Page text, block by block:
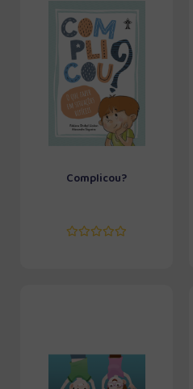
Complicou?